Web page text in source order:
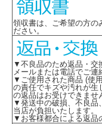
領収書は、ご希望の方の
ださい。
▼不良品のため返品・
メールまたは電話でご連
▼ご使用された商品 (使
の責任でキズや汚れが生
の返品はお受けできませ
▼発送中の破損、不良品
当店が負担いたします。
▼お客様都合による返品